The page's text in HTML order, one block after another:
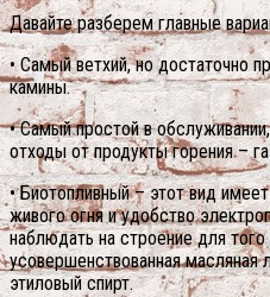
Давайте разберем главные
• Самый ветхий, но достаточно
камины.
• Самый простой в
отходы от продукты горения –
• Биотопливный – этот вид
живого огня и удобство
наблюдать на строение для
усовершенствованная
этиловый спирт.